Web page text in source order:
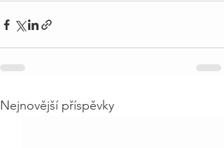
Nejnovější příspěvky